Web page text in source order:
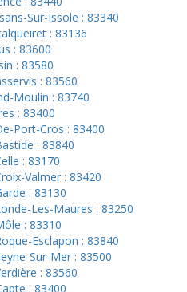
Sur-Issole : 83340
: 83136
: 83600
: 83580
: 83560
Moulin : 83740
: 83400
Port-Cros : 83400
: 83840
: 83170
Valmer : 83420
: 83130
Les-Maures : 83250
: 83310
Esclapon : 83840
Sur-Mer : 83500
: 83560
: 83400